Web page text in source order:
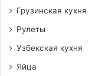
Грузинская кухня
Рулеты
Узбекская кухня
Яйца